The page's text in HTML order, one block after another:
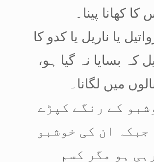
کھانا پینا۔
یا ناریل یا کدو کا
کہ بسایا نہ گیا ہو،
میں لگانا۔
کے رنگے کپڑے
جبکہ ان کی خوشبو
ہو مگر کسم